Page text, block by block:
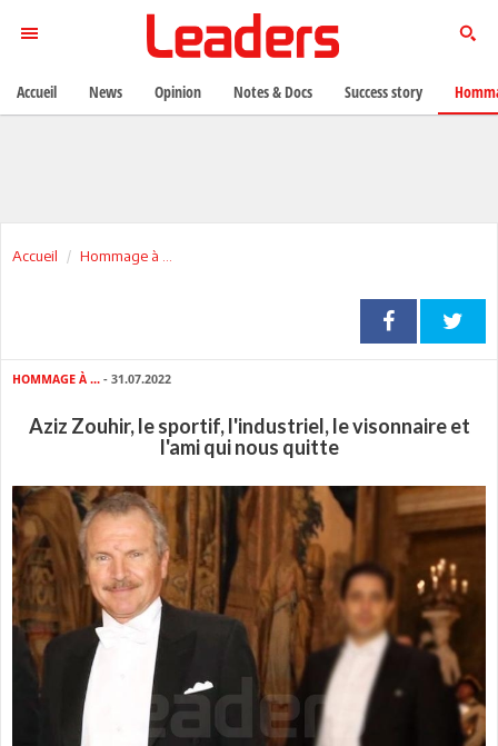
Accueil Hommage à ...
HOMMAGE À ... - 31.07.2022
Aziz Zouhir, le sportif, l'industriel, le visonnaire et
l'ami qui nous quitte
Accueil News Opinion Notes & Docs Success story